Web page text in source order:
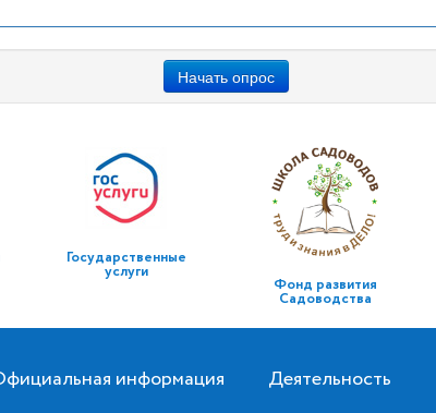
Начать опрос
Государственные
услуги
Фонд развития
Садоводства
информация Деятельность